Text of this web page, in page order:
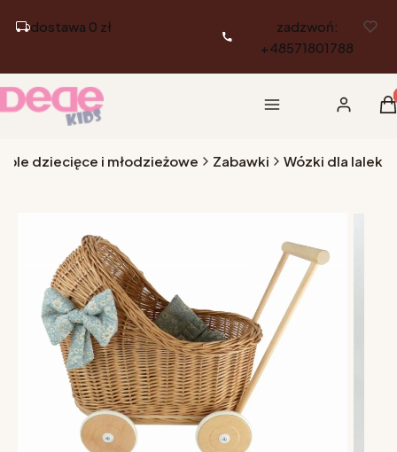
dostawa 0 zł
zadzwoń:
+48571801788
Menu Zaloguj się
dziecięce i młodzieżowe Zabawki Wózki dla lalek